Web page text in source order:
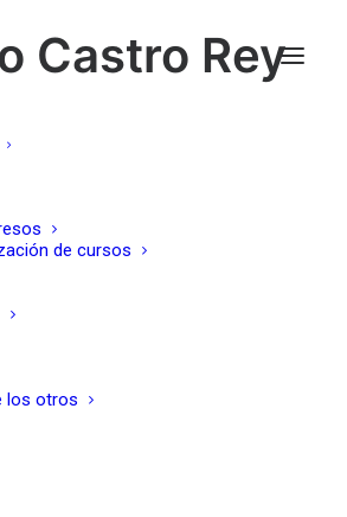
Castro Rey
de cursos
los otros
con San
efusivo, acompañado de sonrisas y
venida del Norte, que sella entre